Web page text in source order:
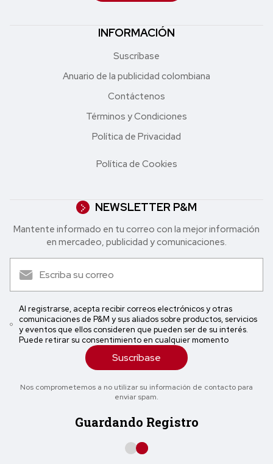
INFORMACIÓN
Suscríbase
Anuario de la publicidad colombiana
Contáctenos
Términos y Condiciones
Política de Privacidad
Política de Cookies
NEWSLETTER P&M
Mantente informado en tu correo con la mejor in formación
en mercadeo, publicidad y comunicaciones.
Al registrarse, acepta recibir correos electrónicos y otras
comunicaciones de P&M y sus aliados sobre productos, servicios
y eventos que ellos consideren que pueden ser de su interés.
Puede retirar su consentimiento en cualquier momento
Suscríbase
Nos comprometemos a no utilizar su información de contacto para
enviar spam.
Guardando Registro